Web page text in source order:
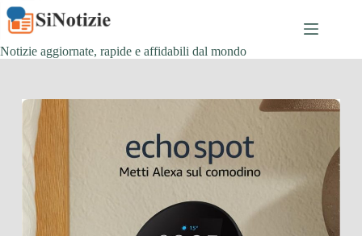
Salta
al
contenuto
Notizie aggiornate, rapide e affidabili dal mondo